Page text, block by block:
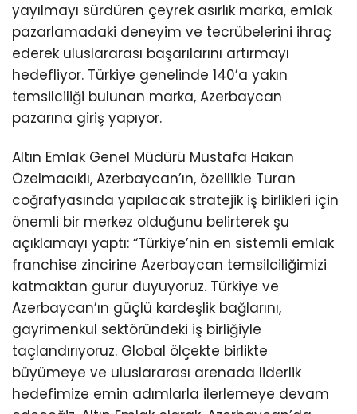
yayılmayı sürdüren çeyrek asırlık marka, emlak
pazarlamadaki deneyim ve tecrübelerini ihraç
ederek uluslararası başarılarını artırmayı
hedefliyor. Türkiye genelinde 140’a yakın
temsilciliği bulunan marka, Azerbaycan
pazarına giriş yapıyor.
Altın Emlak Genel Müdürü Mustafa Hakan
Özelmacıklı, Azerbaycan’ın, özellikle Turan
coğrafyasında yapılacak stratejik iş birlikleri için
önemli bir merkez olduğunu belirterek şu
açıklamayı yaptı: “Türkiye’nin en sistemli emlak
franchise zincirine Azerbaycan temsilciliğimizi
katmaktan gurur duyuyoruz. Türkiye ve
Azerbaycan’ın güçlü kardeşlik bağlarını,
gayrimenkul sektöründeki iş birliğiyle
taçlandırıyoruz. Global ölçekte birlikte
büyümeye ve uluslararası arenada liderlik
hedefimize emin adımlarla ilerlemeye devam